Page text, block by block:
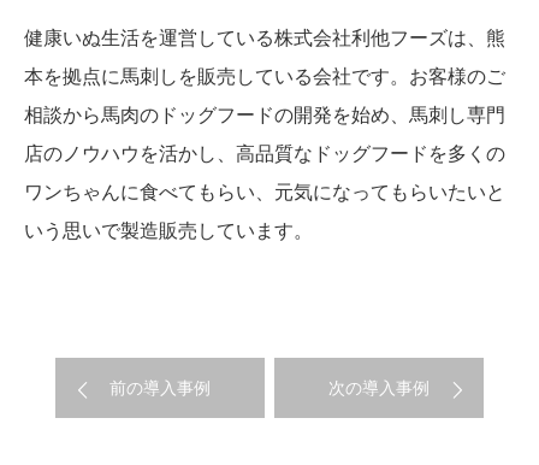
健康いぬ生活を運営している株式会社利他フーズは、熊
本を拠点に馬刺しを販売している会社です。お客様のご
相談から馬肉のドッグフードの開発を始め、馬刺し専門
店のノウハウを活かし、高品質なドッグフードを多くの
ワンちゃんに食べてもらい、元気になってもらいたいと
いう思いで製造販売しています。
前の導入事例 次の導入事例